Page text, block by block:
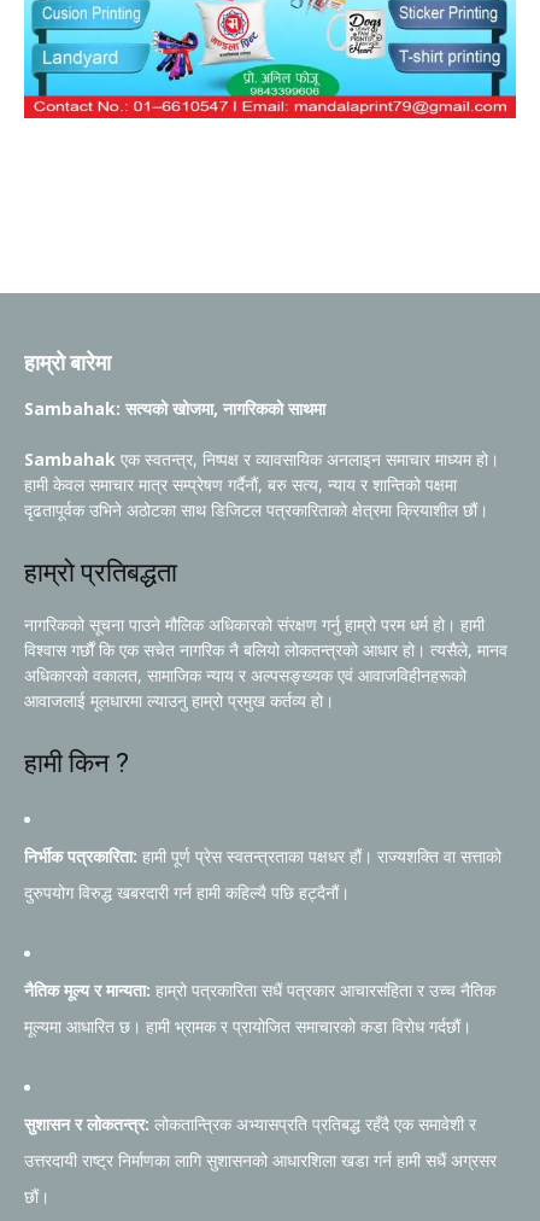
हाम्रो बारेमा
Sambahak: सत्यको खोजमा, नागरिकको साथमा
Sambahak एक स्वतन्त्र, निष्पक्ष र व्यावसायिक अनलाइन समाचार माध्यम हो।
हामी केवल समाचार मात्र सम्प्रेषण गर्दैनौं, बरु सत्य, न्याय र शान्तिको पक्षमा
दृढतापूर्वक उभिने अठोटका साथ डिजिटल पत्रकारिताको क्षेत्रमा क्रियाशील छौं।
हाम्रो प्रतिबद्धता
नागरिकको सूचना पाउने मौलिक अधिकारको संरक्षण गर्नु हाम्रो परम धर्म हो। हामी
विश्वास गर्छौं कि एक सचेत नागरिक नै बलियो लोकतन्त्रको आधार हो। त्यसैले, मानव
अधिकारको वकालत, सामाजिक न्याय र अल्पसङ्ख्यक एवं आवाजविहीनहरूको
आवाजलाई मूलधारमा ल्याउनु हाम्रो प्रमुख कर्तव्य हो।
हामी किन ?
निर्भीक पत्रकारिता: हामी पूर्ण प्रेस स्वतन्त्रताका पक्षधर हौं। राज्यशक्ति वा सत्ताको
दुरुपयोग विरुद्ध खबरदारी गर्न हामी कहिल्यै पछि हट्दैनौं।
नैतिक मूल्य र मान्यता: हाम्रो पत्रकारिता सधैं पत्रकार आचारसंहिता र उच्च नैतिक
मूल्यमा आधारित छ। हामी भ्रामक र प्रायोजित समाचारको कडा विरोध गर्दछौं।
सुशासन र लोकतन्त्र: लोकतान्त्रिक अभ्यासप्रति प्रतिबद्ध रहँदै एक समावेशी र
उत्तरदायी राष्ट्र निर्माणका लागि सुशासनको आधारशिला खडा गर्न हामी सधैं अग्रसर
छौं।